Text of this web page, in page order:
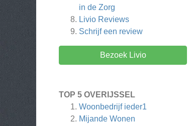
in de Zorg
Livio Reviews
Schrijf een review
Bezoek Livio
TOP 5 OVERIJSSEL
Woonbedrijf ieder1
Mijande Wonen